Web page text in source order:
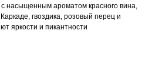
с насыщенным ароматом красного вина,
гвоздика, розовый перец и
яркости и пикантности